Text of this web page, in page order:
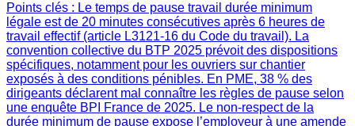
Points clés : Le temps de pause travail durée minimum
légale est de 20 minutes consécutives après 6 heures de
travail effectif (article L3121-16 du Code du travail). La
convention collective du BTP 2025 prévoit des dispositions
spécifiques, notamment pour les ouvriers sur chantier
exposés à des conditions pénibles. En PME, 38 % des
dirigeants déclarent mal connaître les règles de pause selon
une enquête BPI France de 2025. Le non-respect de la
durée minimum de pause expose l’employeur à une amende